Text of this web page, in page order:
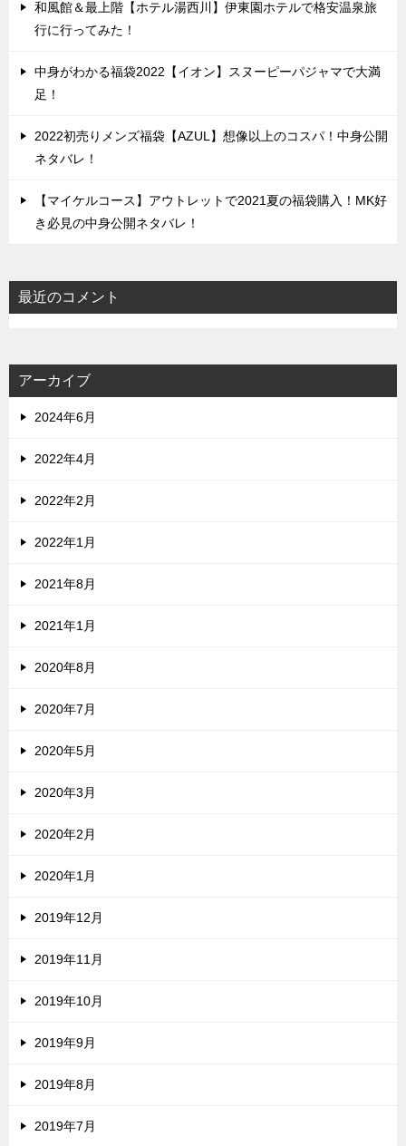
和風館＆最上階【ホテル湯西川】伊東園ホテルで格安温泉旅
行に行ってみた！
中身がわかる福袋2022【イオン】スヌーピーパジャマで大満
足！
2022初売りメンズ福袋【AZUL】想像以上のコスパ！中身公開
ネタバレ！
【マイケルコース】アウトレットで2021夏の福袋購入！MK好
き必見の中身公開ネタバレ！
最近のコメント
アーカイブ
2024年6月
2022年4月
2022年2月
2022年1月
2021年8月
2021年1月
2020年8月
2020年7月
2020年5月
2020年3月
2020年2月
2020年1月
2019年12月
2019年11月
2019年10月
2019年9月
2019年8月
2019年7月